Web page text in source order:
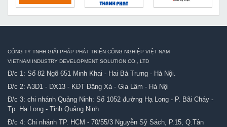
CÔNG TY TNHH GIẢI PHÁP PHÁT TRIỂN CÔNG NGHIỆP VIỆT NAM
VIETNAM INDUSTRY DEVELOPMENT SOLUTION CO., LTD
Đ/c 1: Số 82 Ngõ 651 Minh Khai - Hai Bà Trưng - Hà Nội.
Đ/c 2: A3D1 - DX13 - KĐT Đặng Xá - Gia Lâm - Hà Nội
Đ/c 3: chi nhánh Quảng Ninh: Số 1052 đường Hạ Long - P. Bãi Cháy -
Tp. Hạ Long - Tỉnh Quảng Ninh
Đ/c 4: Chi nhánh TP. HCM - 70/55/3 Nguyễn Sỹ Sách, P.15, Q.Tân